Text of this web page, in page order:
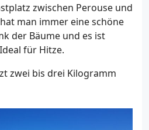
zwischen Perouse und
man immer eine schöne
der Bäume und es ist
für Hitze.
zwei bis drei Kilogramm